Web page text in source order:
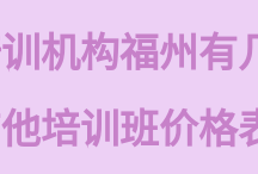
机构福州有
培训班价格